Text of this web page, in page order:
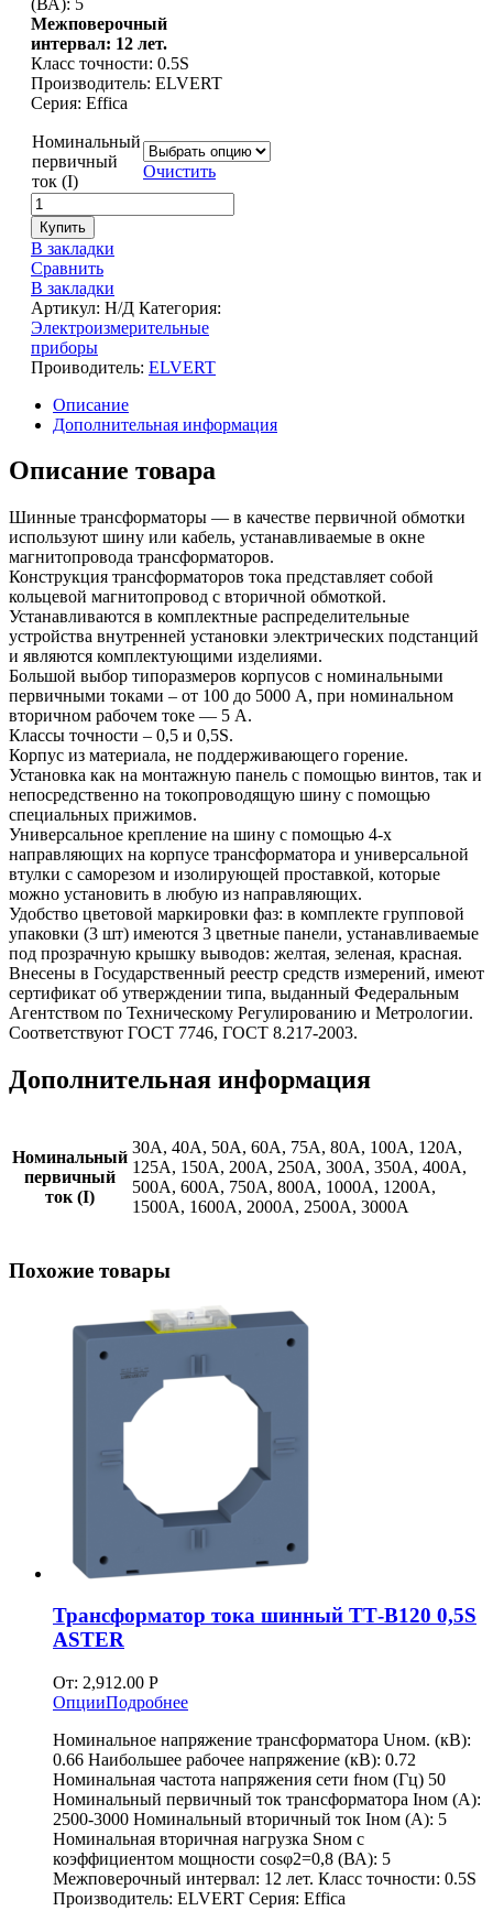
Межповерочный
интервал: 12 лет.
Класс точности: 0.5S
Производитель: ELVERT
Серия: Effica
Номинальный
первичный
ток (I)
Очистить
Купить
В закладки
Сравнить
В закладки
Артикул: Н/Д Категория:
Электроизмерительные
приборы
Проиводитель: ELVERT
Описание
Дополнительная информация
Описание товара
Шинные трансформаторы — в качестве первичной обмотки
используют шину или кабель, устанавливаемые в окне
магнитопровода трансформаторов.
Конструкция трансформаторов тока представляет собой
кольцевой магнитопровод с вторичной обмоткой.
Устанавливаются в комплектные распределительные
устройства внутренней установки электрических подстанций
и являются комплектующими изделиями.
Большой выбор типоразмеров корпусов с номинальными
первичными токами – от 100 до 5000 А, при номинальном
вторичном рабочем токе — 5 А.
Классы точности – 0,5 и 0,5S.
Корпус из материала, не поддерживающего горение.
Установка как на монтажную панель с помощью винтов, так и
непосредственно на токопроводящую шину с помощью
специальных прижимов.
Универсальное крепление на шину с помощью 4-х
направляющих на корпусе трансформатора и универсальной
втулки с саморезом и изолирующей проставкой, которые
можно установить в любую из направляющих.
Удобство цветовой маркировки фаз: в комплекте групповой
упаковки (3 шт) имеются 3 цветные панели, устанавливаемые
под прозрачную крышку выводов: желтая, зеленая, красная.
Внесены в Государственный реестр средств измерений, имеют
сертификат об утверждении типа, выданный Федеральным
Агентством по Техническому Регулированию и Метрологии.
Соответствуют ГОСТ 7746, ГОСТ 8.217-2003.
Дополнительная информация
Номинальный
первичный
ток (I)
30А, 40А, 50А, 60А, 75А, 80А, 100А, 120A,
125А, 150А, 200А, 250А, 300А, 350A, 400А,
500А, 600А, 750А, 800А, 1000А, 1200A,
1500A, 1600A, 2000A, 2500A, 3000A
Похожие товары
Трансформатор тока шинный ТТ-В120 0,5S
ASTER
От: 2,912.00 Р
ОпцииПодробнее
Номинальное напряжение трансформатора Uном. (кВ):
0.66 Наибольшее рабочее напряжение (кВ): 0.72
Номинальная частота напряжения сети fном (Гц) 50
Номинальный первичный ток трансформатора Iном (А):
2500-3000 Номинальный вторичный ток Iном (А): 5
Номинальная вторичная нагрузка Sном с
коэффициентом мощности cosφ2=0,8 (ВА): 5
Межповерочный интервал: 12 лет. Класс точности: 0.5S
Производитель: ELVERT Серия: Effica